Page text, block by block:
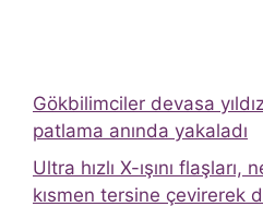
Gökbilimciler devasa
patlama anında yakaladı
Ultra hızlı X-ışını flaşları,
kısmen tersine çevirerek